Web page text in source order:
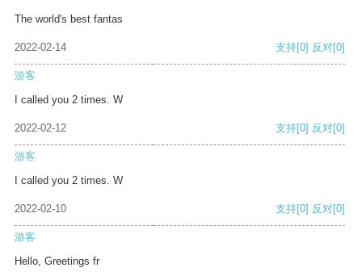
The world's best fantas
2022-02-14 支持[0] 反对[0]
游客
I called you 2 times. W
2022-02-12 支持[0] 反对[0]
游客
I called you 2 times. W
2022-02-10 支持[0] 反对[0]
游客
Hello, Greetings fr